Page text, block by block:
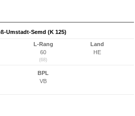
Umstadt-Semd (K 125)
L-Rang
60
(68)
Land
HE
BPL
VB